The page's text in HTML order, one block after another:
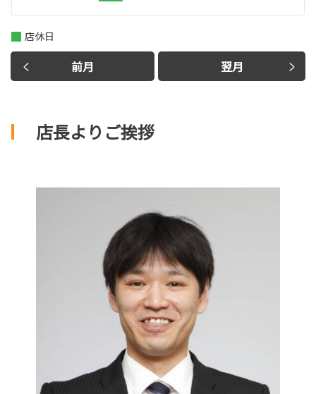
前月 翌月
店休日
店長よりご挨拶